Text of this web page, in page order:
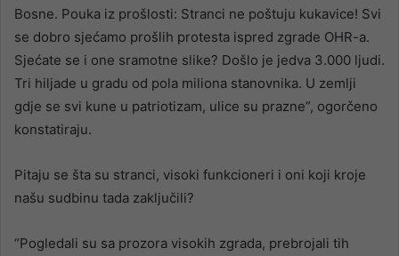
Bosne. Pouka iz prošlosti: Stranci ne poštuju kukavice! Svi
se dobro sjećamo prošlih protesta ispred zgrade OHR-a.
Sjećate se i one sramotne slike? Došlo je jedva 3.000 ljudi.
Tri hiljade u gradu od pola miliona stanovnika. U zemlji
gdje se svi kune u patriotizam, ulice su prazne”, ogorčeno
konstatiraju.
Pitaju se šta su stranci, visoki funkcioneri i oni koji kroje
našu sudbinu tada zaključili?
“Pogledali su sa prozora visokih zgrada, prebrojali tih